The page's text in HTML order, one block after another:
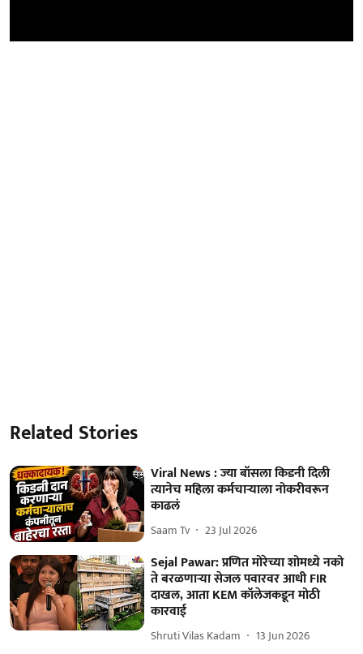
Related Stories
Viral News : ज्या बॉसला किडनी दिली
त्यानेच महिला कर्मचाऱ्याला नोकरीवरून
काढलं
Saam Tv 23 Jul 2026
Sejal Pawar: प्रणित मोरेच्या शोमध्ये नको
ते बरळणाऱ्या सेजल पवारवर आधी FIR
दाखल, आता KEM कॉलेजकडून मोठी
कारवाई
Shruti Vilas Kadam 13 Jun 2026